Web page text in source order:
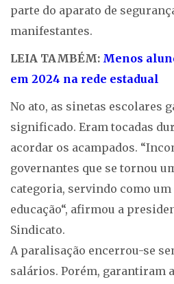
parte do aparato de
manifestantes.
LEIA TAMBÉM: Menos
em 2024 na rede estadual
No ato, as sinetas escolares
significado. Eram tocadas
acordar os acampados.
governantes que se tornou
categoria, servindo como
educação“, afirmou a
Sindicato.
A paralisação encerrou-se
salários. Porém, garantiram